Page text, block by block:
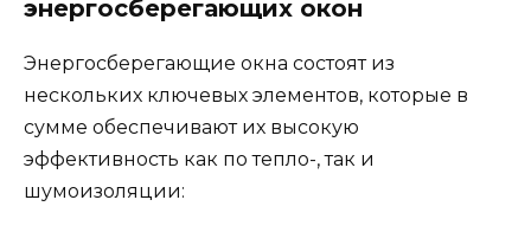
энергосберегающих окон
Энергосберегающие окна состоят из
нескольких ключевых элементов, которые в
сумме обеспечивают их высокую
эффективность как по тепло-, так и
шумоизоляции: